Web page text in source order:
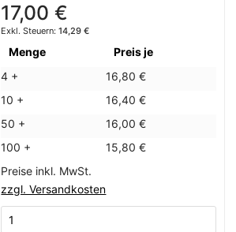
17,00 €
14,29 €
Menge
Preis je
4 +
16,80 €
10 +
16,40 €
50 +
16,00 €
100 +
15,80 €
Preise inkl. MwSt.
zzgl. Versandkosten